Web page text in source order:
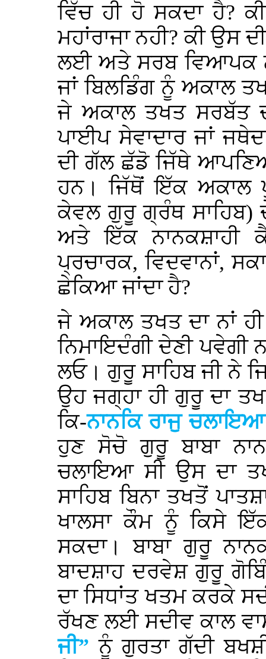
ਵਿੱਚ ਹੀ ਹੋ ਸਕਦਾ ਹੈ?
ਮਹਾਂਰਾਜਾ ਨਹੀ? ਕੀ ਉਸ
ਲਈ ਅਤੇ ਸਰਬ ਵਿਆਪਕ
ਜਾਂ ਬਿਲਡਿੰਗ ਨੂੰ ਅਕਾਲ
ਜੇ ਅਕਾਲ ਤਖਤ ਸਰਬੱਤ
ਪਾਈਪ ਸੇਵਾਦਾਰ ਜਾਂ
ਦੀ ਗੱਲ ਛੱਡੋ ਜਿੱਥੇ
ਹਨ। ਜਿੱਥੋਂ ਇੱਕ ਅਕਾਲ
ਕੇਵਲ ਗੁਰੂ ਗ੍ਰੰਥ ਸਾਹਿਬ)
ਅਤੇ ਇੱਕ ਨਾਨਕਸ਼ਾਹੀ
ਪ੍ਰਚਾਰਕ, ਵਿਦਵਾਨਾਂ,
ਛੇਕਿਆ ਜਾਂਦਾ ਹੈ?
ਜੇ ਅਕਾਲ ਤਖਤ ਦਾ ਨਾਂ
ਨਿਮਾਇਦੰਗੀ ਦੇਣੀ ਪਵੇਗੀ
ਲਓ। ਗੁਰੂ ਸਾਹਿਬ ਜੀ ਨੇ
ਉਹ ਜਗ੍ਹਾ ਹੀ ਗੁਰੂ ਦਾ
ਕਿ-ਨਾਨਕਿ ਰਾਜੁ
ਹੁਣ ਸੋਚੋ ਗੁਰੂ ਬਾਬਾ
ਚਲਾਇਆ ਸੀ ਉਸ ਦਾ
ਸਾਹਿਬ ਬਿਨਾ ਤਖਤੋਂ
ਖਾਲਸਾ ਕੌਮ ਨੂੰ ਕਿਸੇ
ਸਕਦਾ। ਬਾਬਾ ਗੁਰੂ
ਬਾਦਸ਼ਾਹ ਦਰਵੇਸ਼ ਗੁਰੂ
ਦਾ ਸਿਧਾਂਤ ਖਤਮ ਕਰਕੇ
ਰੱਖਣ ਲਈ ਸਦੀਵ ਕਾਲ
ਜੀ” ਨੂੰ ਗੁਰਤਾ ਗੱਦੀ